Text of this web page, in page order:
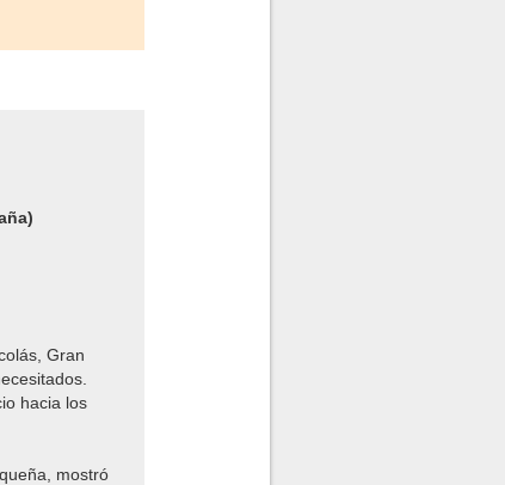
Gran
hacia los
mostró